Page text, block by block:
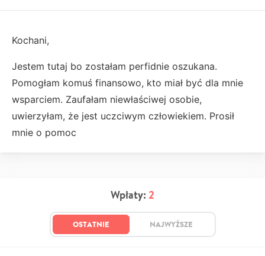
Kochani,
Jestem tutaj bo zostałam perfidnie oszukana.
Pomogłam komuś finansowo, kto miał być dla mnie
wsparciem. Zaufałam niewłaściwej osobie,
uwierzyłam, że jest uczciwym człowiekiem. Prosił
mnie o pomoc
Wpłaty: 2
OSTATNIE NAJWYŻSZE